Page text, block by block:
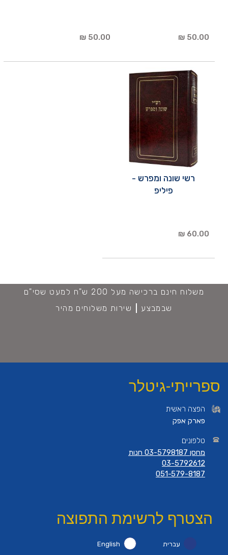
50.00 ₪
50.00 ₪
רשי שונה ומפרש -
פיליפ
60.00 ₪
משלוח חינם ברכישה מעל 200 ש"ח למעט שסי"ם
שבמבצע
שירות משלוחים מהיר
ספרייתי-גיטלר
הפצה ראשית
פארק אפק
טלפונים
מחסן 03-5798187 חנות
03-5792612
051-579-8187
הצטרף לרשימת התפוצה
עברית English